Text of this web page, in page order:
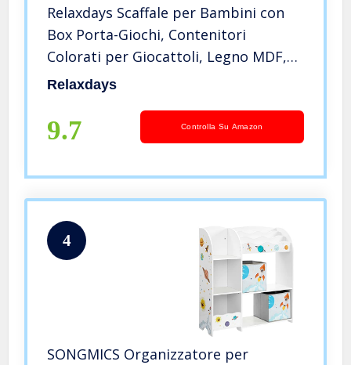
Relaxdays Scaffale per Bambini con
Box Porta-Giochi, Contenitori
Colorati per Giocattoli, Legno MDF,
Multicolore, 68x86x31
Relaxdays
9.7 Controlla Su Amazon
4
SONGMICS Organizzatore per